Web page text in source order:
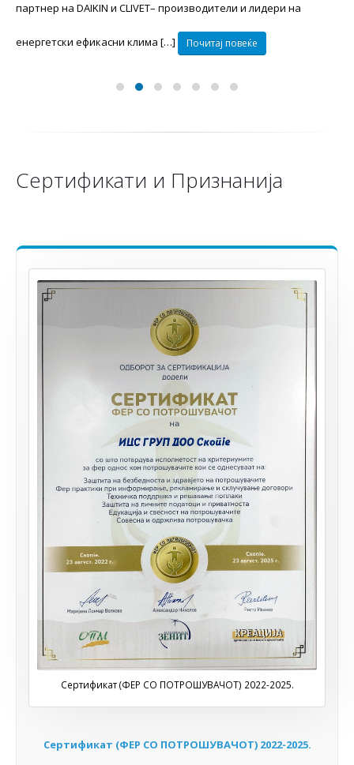
партнер на DAIKIN и CLIVET– производители и лидери на
енергетски ефикасни клима […] Почитај повеќе
Сертификати и Признанија
Сертификат (ФЕР СО ПОТРОШУВАЧОТ) 2022-2025.
Сертификат (ФЕР СО ПОТРОШУВАЧОТ) 2022-2025.